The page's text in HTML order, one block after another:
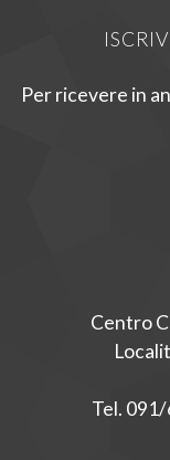
Per ricevere in
Centro
Tel.